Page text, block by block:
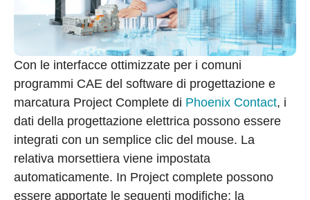
Con le interfacce ottimizzate per i comuni
programmi CAE del software di progettazione e
marcatura Project Complete di Phoenix Contact, i
dati della progettazione elettrica possono essere
integrati con un semplice clic del mouse. La
relativa morsettiera viene impostata
automaticamente. In Project complete possono
essere apportate le seguenti modifiche: la